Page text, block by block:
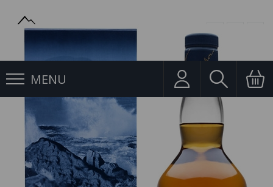
MENU
Whisky, Bourbon
Whisky Talisker 10YO Single Malt 0,7l 45,8% (karton)